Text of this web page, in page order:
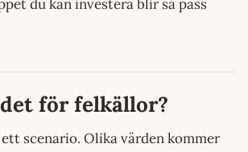
du kan investera blir så pass
för felkällor?
scenario. Olika värden kommer